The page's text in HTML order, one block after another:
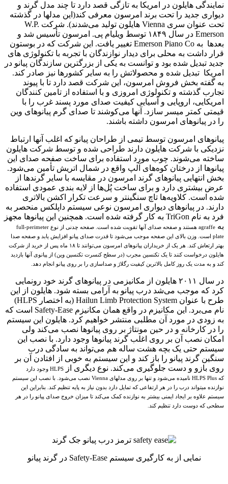
نمایندگی هایلون در امریکا به تازگی قصد دارد تا چند مدل گرند و
دیواری جدید را تحت برند امرسون معرفی کند(‌این مدلها در گذشته
تحت عنوان سری Vienna هایلون تولید می‌شدند). شرکت W.P.
Emerson در سال ۱۸۴۹ توسط ویلیام پی. امرسون تأسیس شد و
بعدها به Emerson Piano Co تغییر یافت. این شرکت که در بوستون
قرار داشت به محلی برای دیدار نوازندگان با تجربه با تکنولوژی ‌های
جدید تبدیل شده بود و توانست به یکی از بزرگترین سازندگان پیانو در
امریکا تبدیل شده و محصولاتش را به سایر کشورها نیز صادر کند.
به گفته بخش فروش امرسون، این شرکت قصد دارد تا با پیوند
تجارب گذشته و تکنولوژی امروزی و با استفاده از تامین کنندگان
امریکایی، اروپایی و آسیایی کیفیت صدای مورد پسند غرب را با
قیمتی کمتر میسر سازد. آنها می‌کوشند تا صدای گرم پیانوهای وین
را در پیانوهای امرسون داشته باشند.
پیانوهای امرسون توسط تیمی از طراحان پیانو که اغلب آنها ارتباط
نزدیکی با شرکت هایلون دارند طراحی شده و توسط شرکت هایلون
ساخته می‌شوند. چوب مورد استفاده برای ساخت صفحه صدای این
پیانوها از درختان کوه‌های آلپ واقع در شمال اتریش تأمین می‌شود.
بخش انتهایی پیانوهای گرند امرسون در مقایسه با سایر گرندها از
عرض بیشتری دارد و برای ساخت پُل‌ها از لایه بندی عمودی استفاده
شده است. کلاویه‌ها تاچ سنگینتر و سرعت تکرار اکشن بالاتری
دارند. در پیانوهای دیواری امرسون نوعی سیستم داپلکس منحصر به
فرد به نام TriGon به کار گرفته شده است. همچنین این پیانوها مجهز
به
agraffe هستند و صفحه صدای آنها تقویت شده است. صفحه چدنی از نوع full-perimeter
plate است. وزن بالای این صفحه موجب می‌شود تا قدرت صدای پیانو افزایش یابد و صفحه صدا
بهتر ارتعاش کند. هر یک از خریداران پیانوهای امرسون می‌توانند تا ۱۸ ماه پس از خرید از شرکت
هایلون درخواست کنند تا یک تکنسین مجرب (در سطحکنسرت تکنسین وین) از پیانوی آنها بازدید
کند و به مدت یک روز کامل بالاترین کیفیت رگلاژ و صداسازی را بر روی پیانو انجام دهد.
در سال ۲۰۱۱ هایلون از مکانیزمی در پیانوهای گرند خود رونمایی
کرد که موجب می‌شد درب پیانو به آرامی بسته شود. هایلون از این
طرح با عنوان Hailun Limb Protection System (به اختصار HLPS)
نام می‌برد. این مکانیزم در واقع همان مکانیزم Safety-Ease است که
به زودی در مورد آن مطلبی منتشر خواهیم کرد. هایلون این سیستم
را در کارخانه و در حین مونتاژ بر روی پیانوها نصب می‌کند ولی
امکان نصب آن بر روی اغلب گرند پیانوها وجود دارد. با نصب این
سیستم حتی یک بچه هشت ساله هم می‌تواند به سادگی درب
سنگین گرند پیانو را باز کند و این سیستم به خوبی از افتادن آن بر
روی بازو و دست جلوگیری می‌کند. نوع دیگری از
HLPS وجود دارد
که
HLPS Plus نامیده می‌شود و تنها بر روی مدلهای Vienna نصب می‌شود. با نصب این سیستم
نوازنده میتواند درب را در هر ارتفاعی که تمایل دارد بدون نیاز به پایه تنظیم کند. بنابراین این
سیستم علاوه بر ایجاد ایمنی بیشتر به نوازنده کمک می‌کند تا میزان خروج صدای پیانو را در هر
سطحی که دوست دارد تنظیم کند.
نمایی از به کارگیری سیستم Safety-Ease در گرند پیانو